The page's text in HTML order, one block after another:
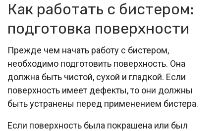
Как работать с бистером:
подготовка поверхности
Прежде чем начать работу с бистером,
необходимо подготовить поверхность. Она
должна быть чистой, сухой и гладкой. Если
поверхность имеет дефекты, то они должны
быть устранены перед применением бистера.
Если поверхность была покрашена или был